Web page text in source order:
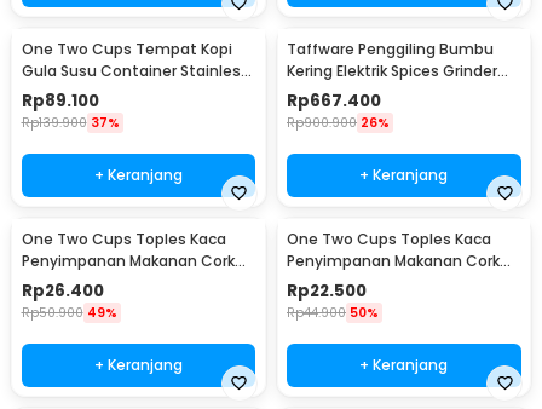
One Two Cups Tempat Kopi
Gula Susu Container Stainless
Steel 1.5L - MSS19
Rp89.100
Rp139.900 37%
+ Keranjang
Taffware Penggiling Bumbu
Kering Elektrik Spices Grinder
800g 2400W - HC-800Y
Rp667.400
Rp900.900 26%
+ Keranjang
One Two Cups Toples Kaca
Penyimpanan Makanan Cork
Seal Storage Jar 800ml - E1
Rp26.400
Rp50.900 49%
+ Keranjang
One Two Cups Toples Kaca
Penyimpanan Makanan Cork
Seal Storage Jar 500ml - E1
Rp22.500
Rp44.900 50%
+ Keranjang